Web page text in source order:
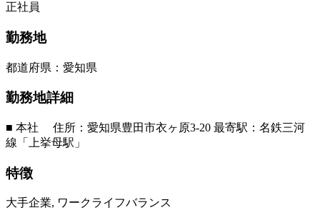
正社員
勤務地
都道府県 ： 愛知県
勤務地詳細
■ 本社 住所：愛知県豊田市衣ヶ原3-20 最寄駅：名鉄三河
線「上挙母駅」
特徴
大手企業, ワークライフバランス